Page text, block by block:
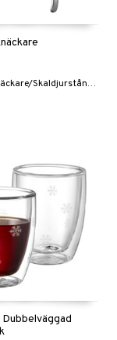
Skyla Nötknäckare/Skaldjurstång är en elegant och stilren multifunktionell tång som passar perfekt för skaldjur och nötter.